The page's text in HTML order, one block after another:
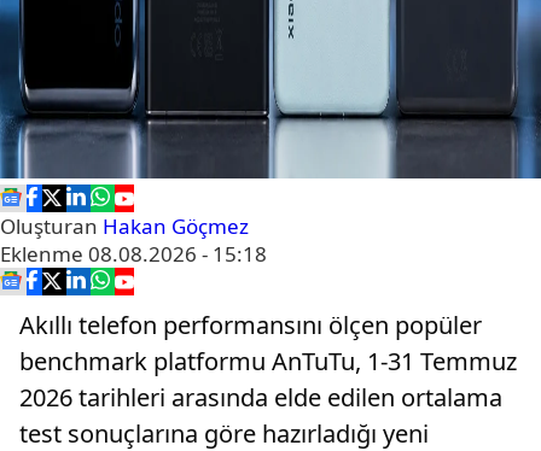
Oluşturan Hakan Göçmez
Eklenme 08.08.2026 - 15:18
Akıllı telefon performansını ölçen popüler
benchmark platformu AnTuTu, 1-31 Temmuz
2026 tarihleri arasında elde edilen ortalama
test sonuçlarına göre hazırladığı yeni